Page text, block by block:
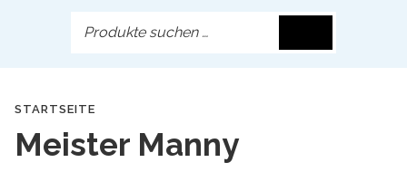
e
n
n
STARTSEITE
Meister Manny